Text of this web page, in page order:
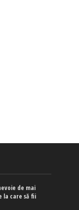
de mai
la care să fii